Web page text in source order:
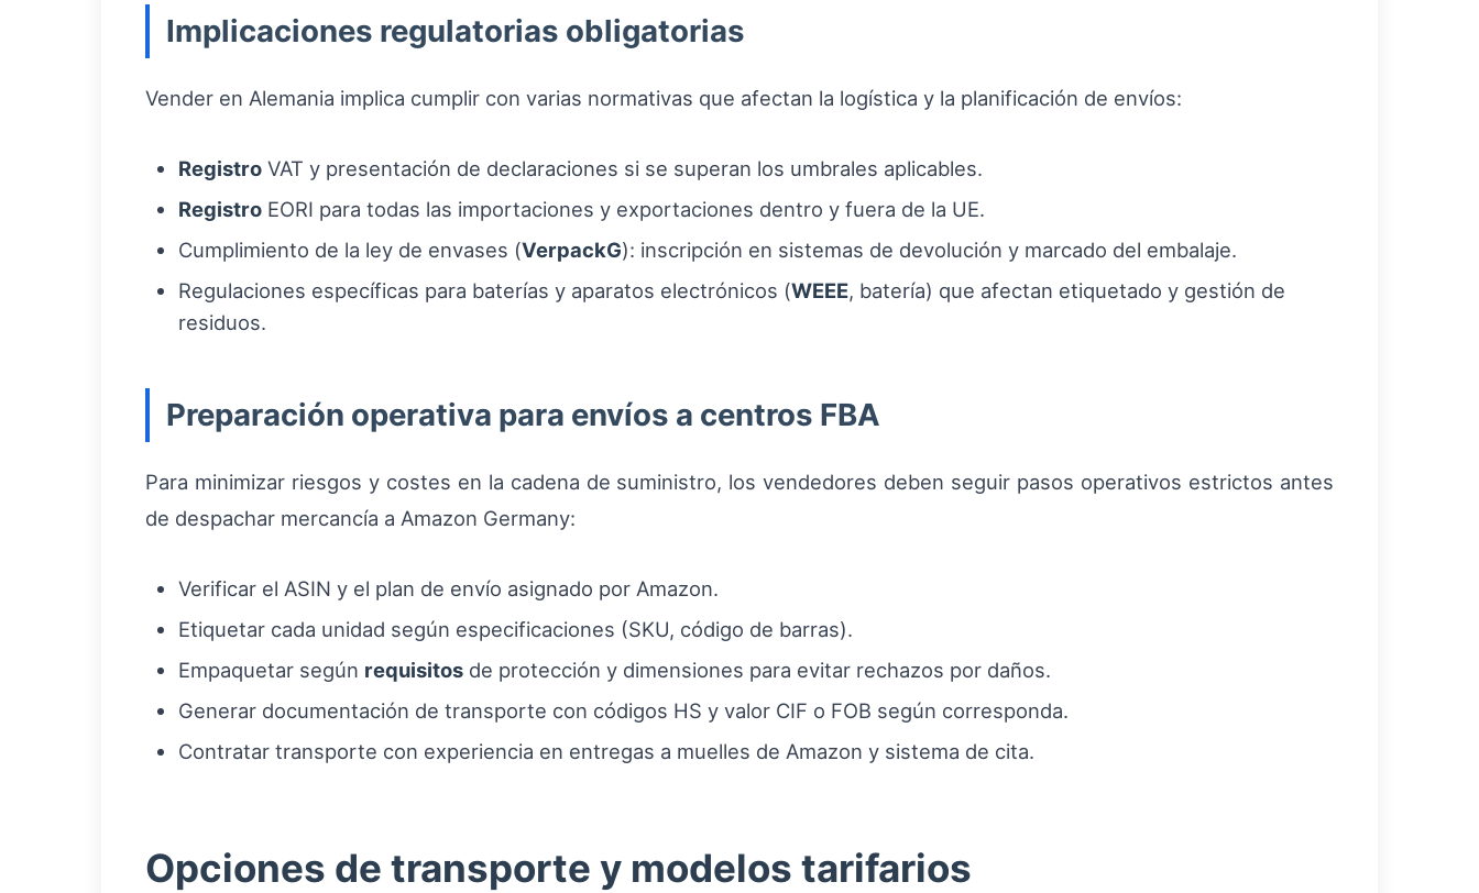
Implicaciones regulatorias obligatorias
Vender en Alemania implica cumplir con varias normativas que afectan la logística y la planificación de envíos:
Registro VAT y presentación de declaraciones si se superan los umbrales aplicables.
Registro EORI para todas las importaciones y exportaciones dentro y fuera de la UE.
Cumplimiento de la ley de envases (VerpackG): inscripción en sistemas de devolución y marcado del embalaje.
Regulaciones específicas para baterías y aparatos electrónicos (WEEE, batería) que afectan etiquetado y gestión de
residuos.
Preparación operativa para envíos a centros FBA
Para minimizar riesgos y costes en la cadena de suministro, los vendedores deben seguir pasos operativos estrictos antes
de despachar mercancía a Amazon Germany:
Verificar el ASIN y el plan de envío asignado por Amazon.
Etiquetar cada unidad según especificaciones (SKU, código de barras).
Empaquetar según requisitos de protección y dimensiones para evitar rechazos por daños.
Generar documentación de transporte con códigos HS y valor CIF o FOB según corresponda.
Contratar transporte con experiencia en entregas a muelles de Amazon y sistema de cita.
Opciones de transporte y modelos tarifarios